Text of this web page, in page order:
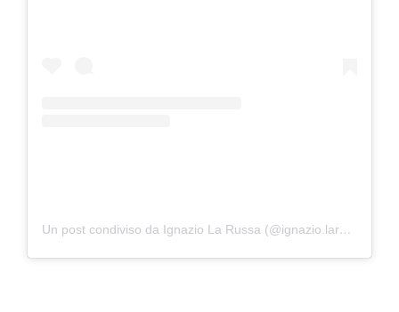
Un post condiviso da Ignazio La Russa (@ignazio.larussa)